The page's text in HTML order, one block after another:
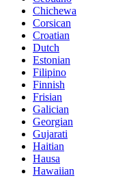
Chichewa
Corsican
Croatian
Dutch
Estonian
Filipino
Finnish
Frisian
Galician
Georgian
Gujarati
Haitian
Hausa
Hawaiian